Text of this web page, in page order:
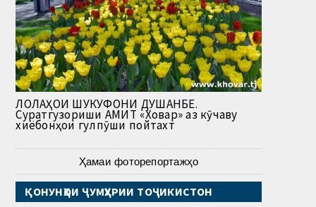
ЛОЛАҲОИ ШУКУФОНИ ДУШАНБЕ.
Суратгузориши АМИТ «Ховар» аз кӯчаву
хиёбонҳои гулпӯши пойтахт
Ҳамаи фоторепортажҳо
ҚОНУНҲОИ ҶУМҲУРИИ ТОҶИКИСТОН